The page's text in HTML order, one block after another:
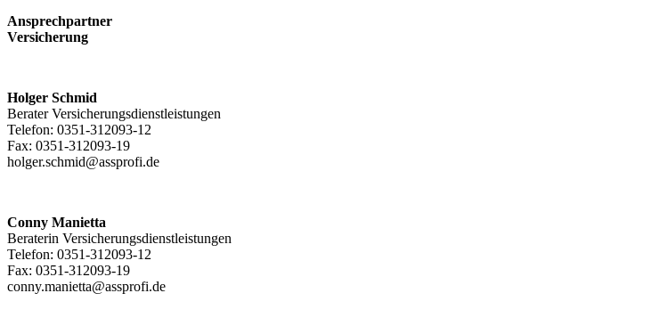
Ansprechpartner
Versicherung
Holger Schmid
Berater Versicherungs­dienstleistungen
Telefon: 0351-312093-12
Fax: 0351-312093-19
holger.schmid@assprofi.de
Conny Manietta
Beraterin Versicherungs­dienstleistungen
Telefon: 0351-312093-12
Fax: 0351-312093-19
conny.manietta@assprofi.de